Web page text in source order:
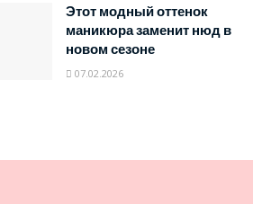
Этот модный оттенок
маникюра заменит нюд в
новом сезоне
07.02.2026